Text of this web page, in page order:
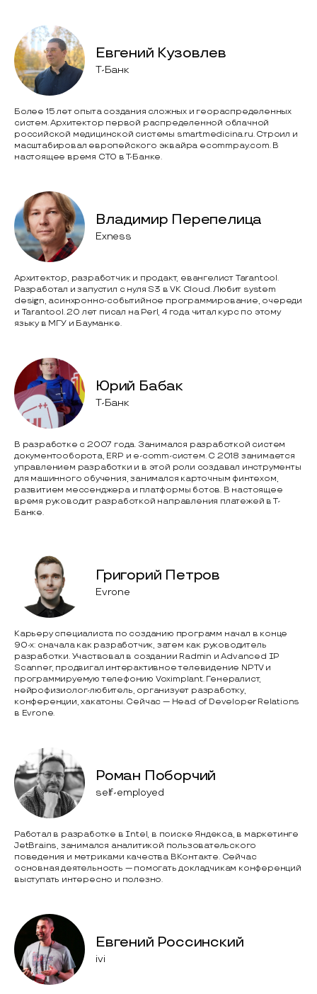
Евгений Кузовлев
Т-Банк
Более 15 лет опыта создания сложных и геораспределенных
систем. Архитектор первой распределенной облачной
российской медицинской системы smartmedicina.ru. Строил и
масштабировал европейского эквайра ecommpay.com. В
настоящее время CTO в Т-Банке.
Владимир Перепелица
Exness
Архитектор, разработчик и продакт, евангелист Tarantool.
Разработал и запустил с нуля S3 в VK Cloud. Любит system
design, асинхронно-событийное программирование, очереди
и Tarantool. 20 лет писал на Perl, 4 года читал курс по этому
языку в МГУ и Бауманке.
Юрий Бабак
Т-Банк
В разработке с 2007 года. Занимался разработкой систем
документооборота, ERP и e-comm-систем. С 2018 занимается
управлением разработки и в этой роли создавал инструменты
для машинного обучения, занимался карточным финтехом,
развитием мессенджера и платформы ботов. В настоящее
время руководит разработкой направления платежей в Т-
Банке.
Григорий Петров
Evrone
Карьеру специалиста по созданию программ начал в конце
90-х: сначала как разработчик, затем как руководитель
разработки. Участвовал в создании Radmin и Advanced IP
Scanner, продвигал интерактивное телевидение NPTV и
программируемую телефонию Voximplant. Генералист,
нейрофизиолог-любитель, организует разработку,
конференции, хакатоны. Сейчас — Head of Developer Relations
в Evrone.
Роман Поборчий
self-employed
Работал в разработке в Intel, в поиске Яндекса, в маркетинге
JetBrains, занимался аналитикой пользовательского
поведения и метриками качества ВКонтакте. Сейчас
основная деятельность — помогать докладчикам конференций
выступать интересно и полезно.
Евгений Россинский
ivi